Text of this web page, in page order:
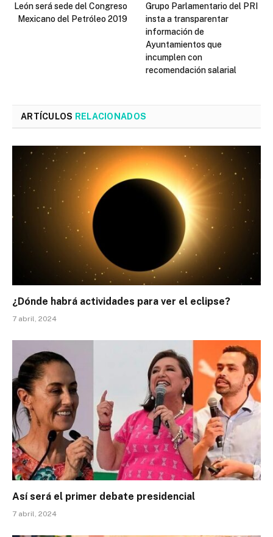
León será sede del Congreso
Mexicano del Petróleo 2019
Grupo Parlamentario del PRI
insta a transparentar
información de
Ayuntamientos que
incumplen con
recomendación salarial
ARTÍCULOS RELACIONADOS
¿Dónde habrá actividades para ver el eclipse?
7 abril, 2024
Así será el primer debate presidencial
7 abril, 2024